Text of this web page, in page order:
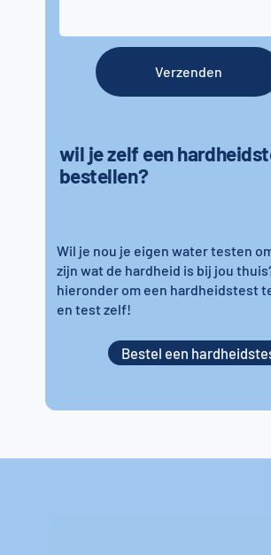
wil je zelf een
bestellen?
Wil je nou je eigen water testen
zijn wat de hardheid is bij jou
hieronder om een hardheidstest
en test zelf!
Verzenden
Bestel een